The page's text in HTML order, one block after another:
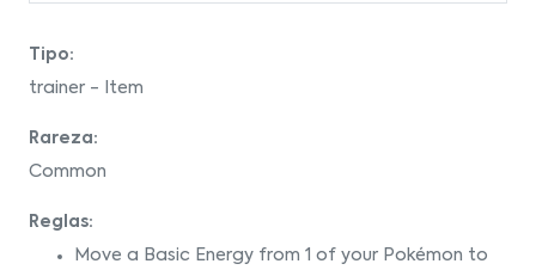
Tipo:
trainer - Item
Rareza:
Common
Reglas:
Move a Basic Energy from 1 of your Pokémon to